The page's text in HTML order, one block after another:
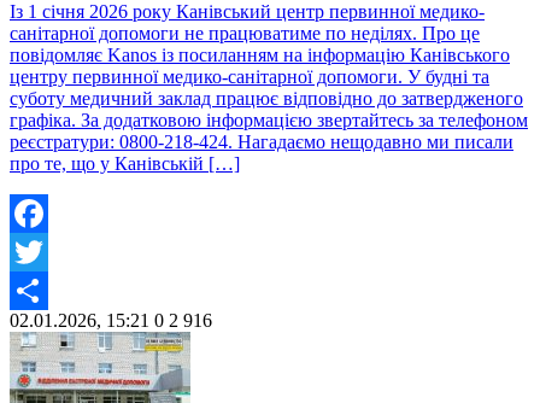
Із 1 січня 2026 року Канівський центр первинної медико-
санітарної допомоги не працюватиме по неділях. Про це
повідомляє Kanos із посиланням на інформацію Канівського
центру первинної медико-санітарної допомоги. У будні та
суботу медичний заклад працює відповідно до затвердженого
графіка. За додатковою інформацією звертайтесь за телефоном
реєстратури: 0800-218-424. Нагадаємо нещодавно ми писали
про те, що у Канівській […]
Facebook
Twitter
Share
02.01.2026, 15:21 0 2 916